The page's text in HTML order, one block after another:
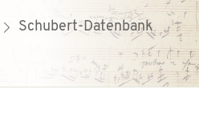
Schubert-Datenbank